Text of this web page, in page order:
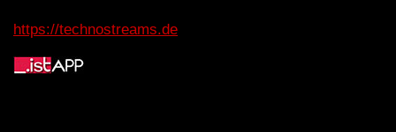
https://technostreams.de